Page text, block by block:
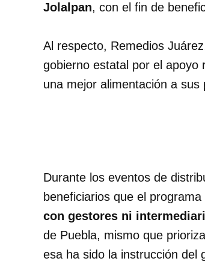
Jolalpan, con el fin de
Al respecto, Remedios
gobierno estatal por el apoyo
una mejor alimentación a
Durante los eventos de
beneficiarios que el
con gestores ni
de Puebla, mismo que
esa ha sido la instrucción del